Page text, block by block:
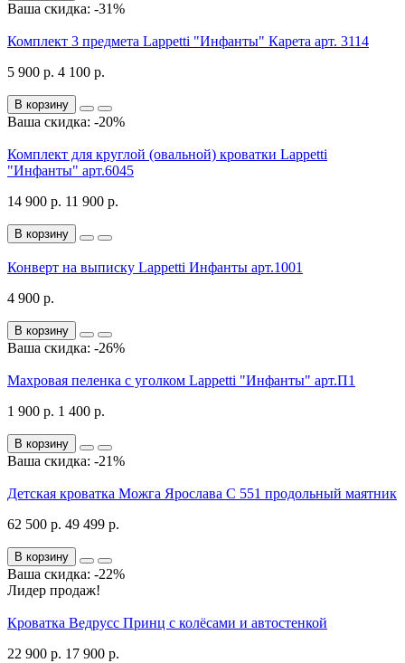
Ваша скидка: -31%
Комплект 3 предмета Lappetti "Инфанты" Карета арт. 3114
5 900 р. 4 100 р.
В корзину
Ваша скидка: -20%
Комплект для круглой (овальной) кроватки Lappetti
"Инфанты" арт.6045
14 900 р. 11 900 р.
В корзину
Конверт на выписку Lappetti Инфанты арт.1001
4 900 р.
В корзину
Ваша скидка: -26%
Махровая пеленка с уголком Lappetti "Инфанты" арт.П1
1 900 р. 1 400 р.
В корзину
Ваша скидка: -21%
Детская кроватка Можга Ярослава С 551 продольный маятник
62 500 р. 49 499 р.
В корзину
Ваша скидка: -22%
Лидер продаж!
Кроватка Ведрусс Принц с колёсами и автостенкой
22 900 р. 17 900 р.